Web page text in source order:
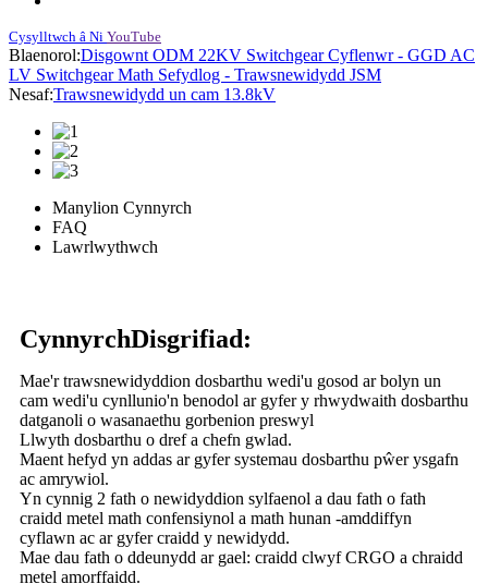
Cysylltwch â Ni YouTube
Blaenorol:Disgownt ODM 22KV Switchgear Cyflenwr - GGD AC
LV Switchgear Math Sefydlog - Trawsnewidydd JSM
Nesaf:Trawsnewidydd un cam 13.8kV
Manylion Cynnyrch
FAQ
Lawrlwythwch
CynnyrchDisgrifiad:
Mae'r trawsnewidyddion dosbarthu wedi'u gosod ar bolyn un
cam wedi'u cynllunio'n benodol ar gyfer y rhwydwaith dosbarthu
datganoli o wasanaethu gorbenion preswyl
Llwyth dosbarthu o dref a chefn gwlad.
Maent hefyd yn addas ar gyfer systemau dosbarthu pŵer ysgafn
ac amrywiol.
Yn cynnig 2 fath o newidyddion sylfaenol a dau fath o fath
craidd metel math confensiynol a math hunan -amddiffyn
cyflawn ac ar gyfer craidd y newidydd.
Mae dau fath o ddeunydd ar gael: craidd clwyf CRGO a chraidd
metel amorffaidd.